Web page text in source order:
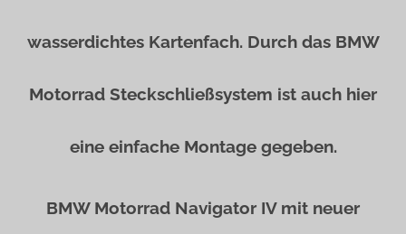
wasserdichtes Kartenfach. Durch das BMW
Motorrad Steckschließsystem ist auch hier
eine einfache Montage gegeben.
BMW Motorrad Navigator IV mit neuer